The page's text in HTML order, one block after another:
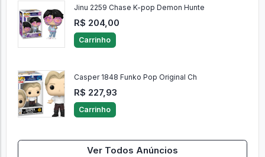
Jinu 2259 Chase K-pop Demon Hunte
R$ 204,00
Carrinho
Casper 1848 Funko Pop Original Ch
R$ 227,93
Carrinho
Ver Todos Anúncios